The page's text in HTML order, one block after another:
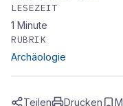
LESEZEIT
1 Minute
RUBRIK
Archäologie
Teilen Drucken